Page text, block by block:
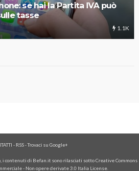
se hai la Partita IVA può
tasse
1.1K
- RSS-Trovaci su Google+
i contenuti di Befan.it sono rilasciati sotto Creative Commons
- Non opere derivate 3.0 Italia License.